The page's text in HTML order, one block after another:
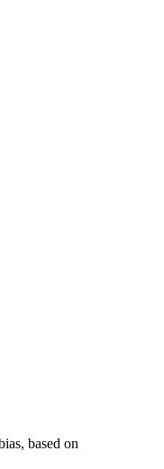
based on